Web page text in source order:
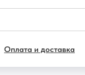
Оплата и доставка